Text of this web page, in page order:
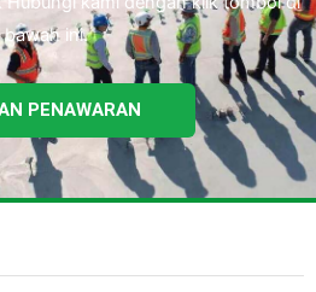
bawah ini.
PENAWARAN